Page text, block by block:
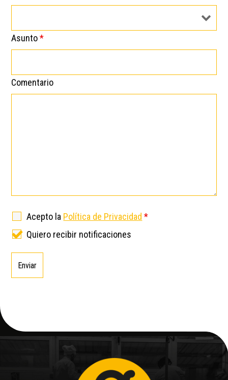
Asunto*
Comentario
Acepto la Política de Privacidad *
Quiero recibir notificaciones